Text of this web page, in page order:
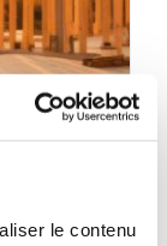
le contenu